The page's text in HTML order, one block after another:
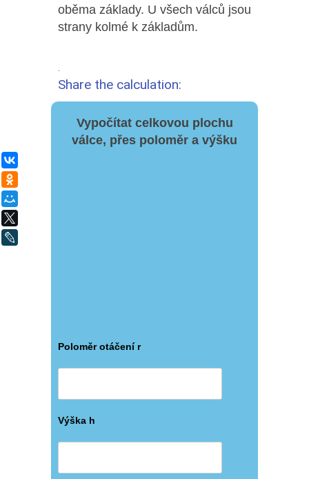
oběma základy. U všech válců jsou
strany kolmé k základům.
Share the calculation:
Vypočítat celkovou plochu
válce, přes poloměr a výšku
Poloměr otáčení r
Výška h